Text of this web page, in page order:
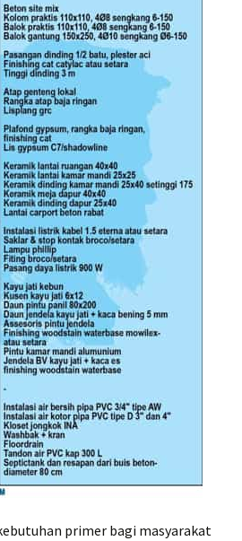
primer bagi masyarakat